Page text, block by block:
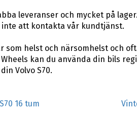
leveranser och mycket på
att kontakta vår kundtjänst.
helst och närsomhelst och
kan du använda din bils
Volvo S70.
16 tum